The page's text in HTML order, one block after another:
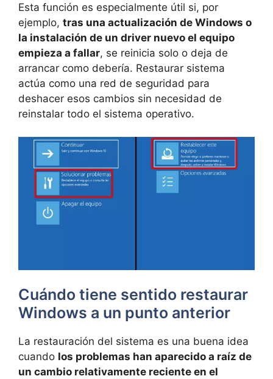
Esta función es especialmente útil si, por
ejemplo, tras una actualización de Windows o
la instalación de un driver nuevo el equipo
empieza a fallar, se reinicia solo o deja de
arrancar como debería. Restaurar sistema
actúa como una red de seguridad para
deshacer esos cambios sin necesidad de
reinstalar todo el sistema operativo.
Cuándo tiene sentido restaurar
Windows a un punto anterior
La restauración del sistema es una buena idea
cuando los problemas han aparecido a raíz de
un cambio relativamente reciente en el